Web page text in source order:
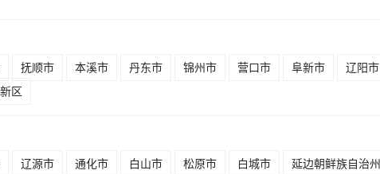
抚顺市 本溪市 丹东市 锦州市 营口市 阜新市 辽阳市
区
辽源市 通化市 白山市 松原市 白城市 延边朝鲜族自治州